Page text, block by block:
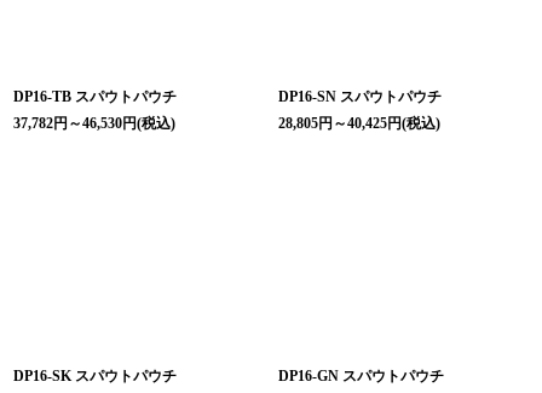
DP16-TB スパウトパウチ
37,782円 ～46,530円(税込)
DP16-SN スパウトパウチ
28,805円 ～40,425円(税込)
DP16-SK スパウトパウチ
DP16-GN スパウトパウチ